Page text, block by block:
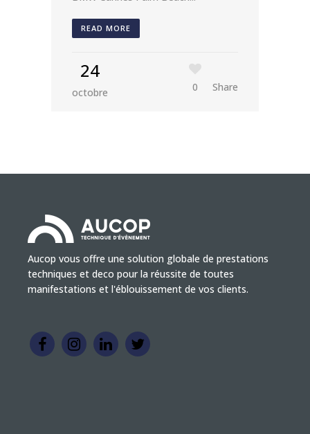
READ MORE
24
octobre 0 Share
Aucop vous offre une solution globale de prestations
techniques et deco pour la réussite de toutes
manifestations et l'éblouissement de vos clients.